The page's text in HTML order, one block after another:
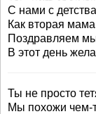
С нами с
Как вторая
Поздравляем
В этот день
Ты не просто
Мы похожи чем-